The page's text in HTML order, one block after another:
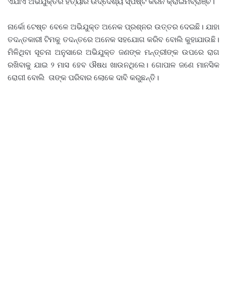
ନାର୍କୋ ଟେଷ୍ଚ ବେଳେ ଅଭିଯୁକ୍ତ ଅନେକ ପ୍ରଶ୍ନର ଉତ୍ତର ଦେଇଛି। ଯାହା
ତଦନ୍ତକାରୀ ଟିମକୁ ତଦନ୍ତରେ ଅନେକ ସହଯୋଗ କରିବ ବୋଲି କୁହାଯାଉଛି।
ମିଳିଥିବା ସୂଚନା ଅନୁସାରେ ଅଭିଯୁକ୍ତ ଜଣଙ୍କ ମନ୍ତ୍ରୀଙ୍କ ଉପରେ ରାଗ
ରଖିବାକୁ ଯାଇ ୨ ମାସ ହେବ ଔଷଧ ଖାଉନଥିଲେ। ଗୋପାଳ ଜଣେ ମାନସିକ
ରୋଗୀ ବୋଲି ତାଙ୍କ ପରିବାର ଲୋକେ ଦାବି କରୁଛନ୍ତି।